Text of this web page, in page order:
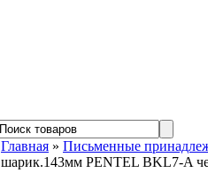
Главная » Письменные
шарик.143мм PENTEL BKL7-A